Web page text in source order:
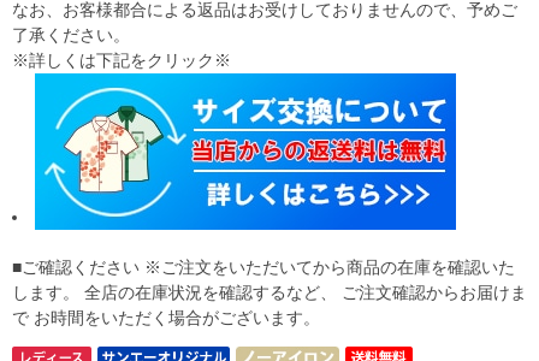
なお、お客様都合による返品はお受けしておりませんので、予めご
了承ください。
※詳しくは下記をクリック※
■ご確認ください ※ご注文をいただいてから商品の在庫を確認いた
します。 全店の在庫状況を確認するなど、 ご注文確認からお届けま
で お時間をいただく場合がございます。